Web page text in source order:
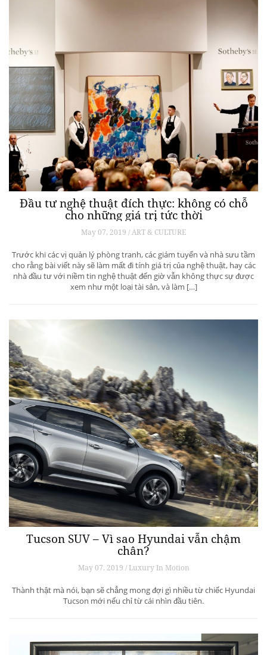
Đầu tư nghệ thuật đích thực: không có chỗ
cho những giá trị tức thời
May 07, 2019 / ART & CULTURE
Trước khi các vị quản lý phòng tranh, các giám tuyển và nhà sưu tầm
cho rằng bài viết này sẽ làm mất đi tính giá trị của nghệ thuật, hay các
nhà đầu tư với niềm tin nghệ thuật đến giờ vẫn không thực sự được
xem như một loại tài sản, và làm […]
Tucson SUV – Vì sao Hyundai vẫn chậm
chân?
May 07, 2019 / Luxury In Motion
Thành thật mà nói, bạn sẽ chẳng mong đợi gì nhiều từ chiếc Hyundai
Tucson mới nếu chỉ từ cái nhìn đầu tiên.